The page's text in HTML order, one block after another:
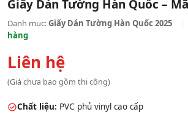
Giấy Dán Tường Hàn Quốc –
Danh mục:Giấy Dán Tường Hàn Quốc 2025
hàng
Liên hệ
(Giá chưa bao gồm thi công)
Chất liệu: PVC phủ vinyl cao cấp